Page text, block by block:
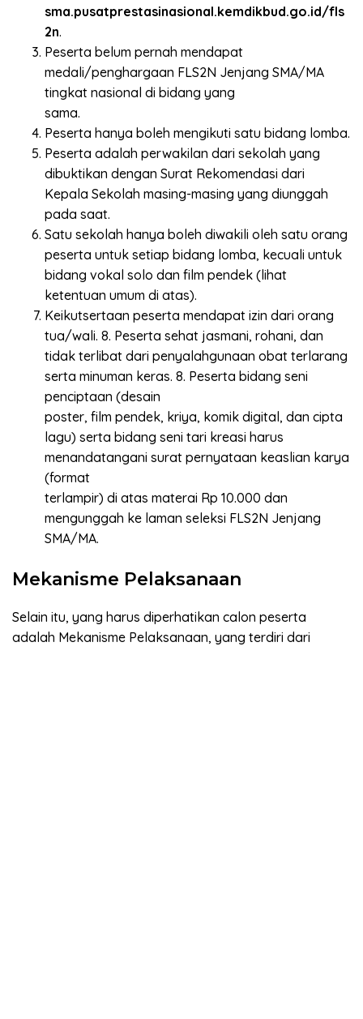
sma.pusatprestasinasional.kemdikbud.go.id/fls
2n.
Peserta belum pernah mendapat
medali/penghargaan FLS2N Jenjang SMA/MA
tingkat nasional di bidang yang
sama.
Peserta hanya boleh mengikuti satu bidang lomba.
Peserta adalah perwakilan dari sekolah yang
dibuktikan dengan Surat Rekomendasi dari
Kepala Sekolah masing-masing yang diunggah
pada saat.
Satu sekolah hanya boleh diwakili oleh satu orang
peserta untuk setiap bidang lomba, kecuali untuk
bidang vokal solo dan film pendek (lihat
ketentuan umum di atas).
Keikutsertaan peserta mendapat izin dari orang
tua/wali. 8. Peserta sehat jasmani, rohani, dan
tidak terlibat dari penyalahgunaan obat terlarang
serta minuman keras. 8. Peserta bidang seni
penciptaan (desain
poster, film pendek, kriya, komik digital, dan cipta
lagu) serta bidang seni tari kreasi harus
menandatangani surat pernyataan keaslian karya
(format
terlampir) di atas materai Rp 10.000 dan
mengunggah ke laman seleksi FLS2N Jenjang
SMA/MA.
Mekanisme Pelaksanaan
Selain itu, yang harus diperhatikan calon peserta
adalah Mekanisme Pelaksanaan, yang terdiri dari